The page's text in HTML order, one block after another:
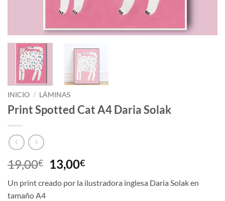
INICIO / LÁMINAS
Print Spotted Cat A4 Daria Solak
19,00€
El
precio
original
13,00€El
actual
Un print creado por la ilustradora inglesa Daria Solak en
tamaño A4